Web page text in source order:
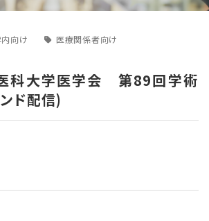
内向け 医療関係者向け
科大学医学会 第89回学術
ド配信)